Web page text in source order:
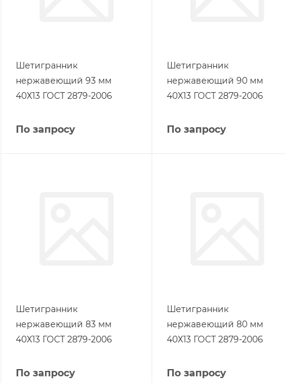
Шетигранник
нержавеющий 93 мм
40Х13 ГОСТ 2879-2006
По запросу
Шетигранник
нержавеющий 90 мм
40Х13 ГОСТ 2879-2006
По запросу
Шетигранник
нержавеющий 83 мм
40Х13 ГОСТ 2879-2006
По запросу
Шетигранник
нержавеющий 80 мм
40Х13 ГОСТ 2879-2006
По запросу